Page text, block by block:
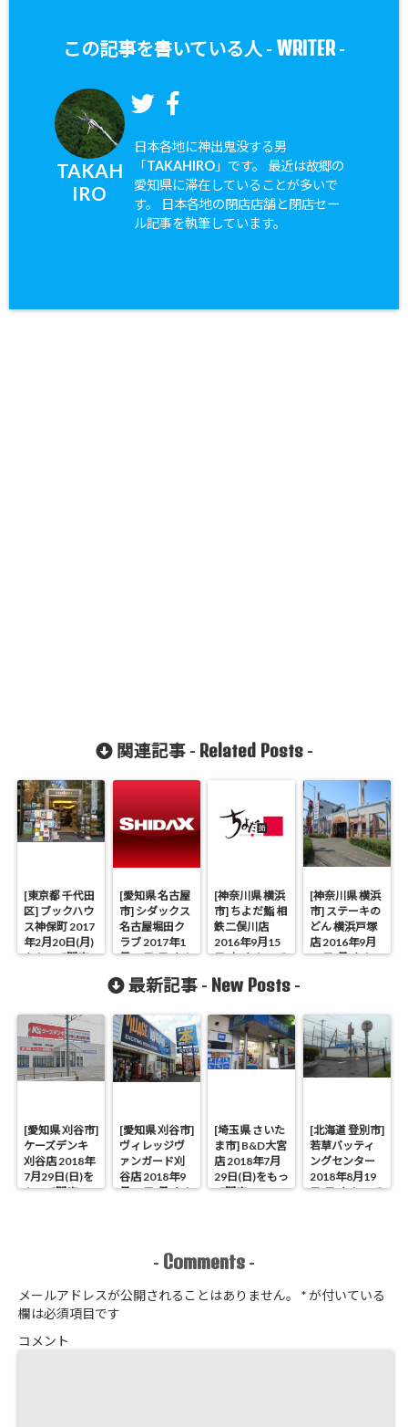
この記事を書いている人 - WRITER-
TAKAH
IRO
日本各地に神出鬼没する男
「TAKAHIRO」です。 最近は故郷の
愛知県に滞在していることが多いで
す。 日本各地の閉店店舗と閉店セー
ル記事を執筆しています。
関連記事 - Related Posts-
[東京都 千代田
区] ブックハウ
ス神保町 2017
年2月20日(月)
をもって閉店
[愛知県 名古屋
市] シダックス
名古屋堀田ク
ラブ 2017年1
月15日(日)をも
って閉店
[神奈川県 横浜
市] ちよだ鮨 相
鉄二俣川店
2016年9月15
日(木)をもって
[神奈川県 横浜
市] ステーキの
どん 横浜戸塚
店 2016年9月
26日(月)をもっ
最新記事 - New Posts -
[愛知県 刈谷市]
ケーズデンキ
刈谷店 2018年
7月29日(日)を
もって閉店
[愛知県 刈谷市]
ヴィレッジヴ
ァンガード刈
谷店 2018年9
月17日(月)をも
[埼玉県 さいた
ま市] B&D大宮
店 2018年7月
29日(日)をもっ
て閉店
[北海道 登別市]
若草バッティ
ングセンター
2018年8月19
日(日)をもって
- Comments -
メールアドレスが公開されることはありません。 *が付いている
欄は必須項目です
コメント